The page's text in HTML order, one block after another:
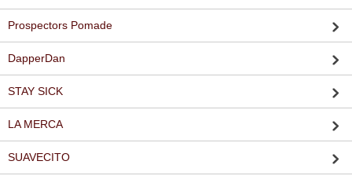
Prospectors Pomade
DapperDan
STAY SICK
LA MERCA
SUAVECITO